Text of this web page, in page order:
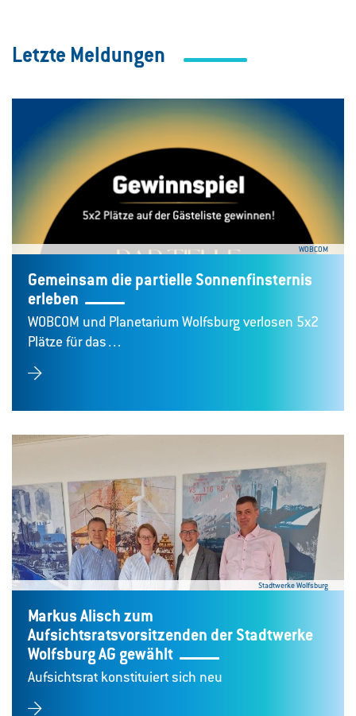
Letzte Meldungen
WOBCOM
Gemeinsam die partielle Sonnenfinsternis
erleben
WOBCOM und Planetarium Wolfsburg verlosen 5x2
Plätze für das…
Stadtwerke Wolfsburg
Markus Alisch zum
Aufsichtsratsvorsitzenden der Stadtwerke
Wolfsburg AG gewählt
Aufsichtsrat konstituiert sich neu